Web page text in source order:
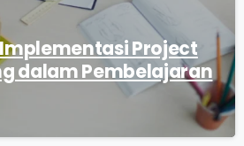
Project
dalam Pembelajaran